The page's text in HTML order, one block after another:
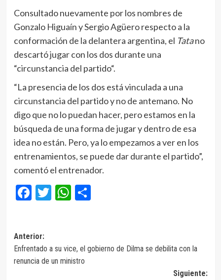
Consultado nuevamente por los nombres de
Gonzalo Higuaín y Sergio Agüero respecto a la
conformación de la delantera argentina, el Tatano
descartó jugar con los dos durante una
“circunstancia del partido“.
“La presencia de los dos está vinculada a una
circunstancia del partido y no de antemano. No
digo que no lo puedan hacer, pero estamos en la
búsqueda de una forma de jugar y dentro de esa
idea no están. Pero, ya lo empezamos a ver en los
entrenamientos, se puede dar durante el partido”,
comentó el entrenador.
Facebook
Twitter
WhatsApp
Compartir
Navegación
de
Anterior:
Enfrentado a su vice, el gobierno de Dilma se debilita con la
renuncia de un ministro
Siguiente: